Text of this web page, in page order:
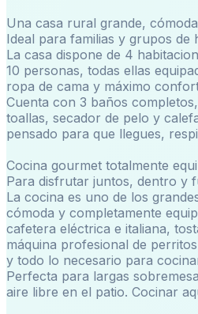
Una casa rural grande,
Ideal para familias y grupos de
La casa dispone de 4
10 personas, todas ellas
ropa de cama y máximo
Cuenta con 3 baños
toallas, secador de pelo y
pensado para que llegues,
Cocina gourmet totalmente
Para disfrutar juntos, dentro y
La cocina es uno de los
cómoda y completamente
cafetera eléctrica e italiana,
máquina profesional de
y todo lo necesario para
Perfecta para largas
aire libre en el patio. Cocinar